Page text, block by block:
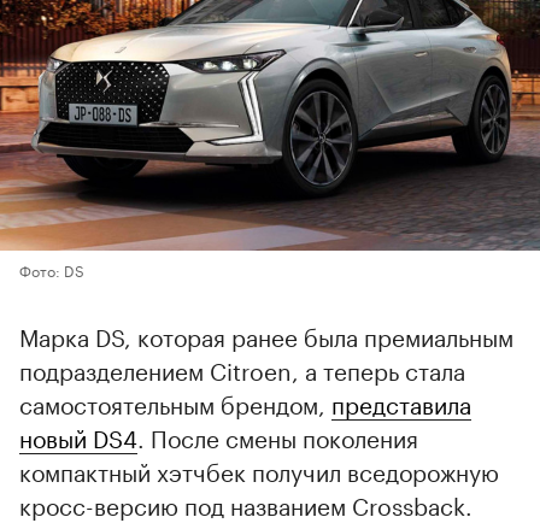
Фото: DS
Марка DS, которая ранее была премиальным
подразделением Citroen, а теперь стала
самостоятельным брендом, представила
новый DS4 . После смены поколения
компактный хэтчбек получил вседорожную
кросс-версию под названием Crossback.